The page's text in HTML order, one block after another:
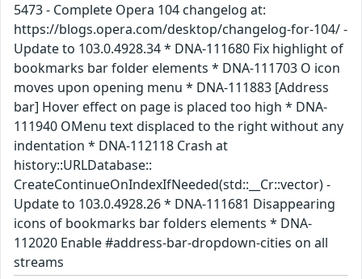
5473 - Complete Opera 104 changelog at:
https://blogs.opera.com/desktop/changelog-for-104/ -
Update to 103.0.4928.34 * DNA-111680 Fix highlight of
bookmarks bar folder elements * DNA-111703 O icon
moves upon opening menu * DNA-111883 [Address
bar] Hover effect on page is placed too high * DNA-
111940 OMenu text displaced to the right without any
indentation * DNA-112118 Crash at
history::URLDatabase::
CreateContinueOnIndexIfNeeded(std::__Cr::vector) -
Update to 103.0.4928.26 * DNA-111681 Disappearing
icons of bookmarks bar folders elements * DNA-
112020 Enable #address-bar-dropdown-cities on all
streams